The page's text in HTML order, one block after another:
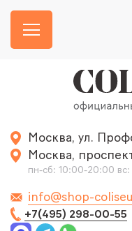
Москва, ул.
Москва,
пн-сб: 10:00-20:00 вс:
info@shop-
+7(495) 298-00-55